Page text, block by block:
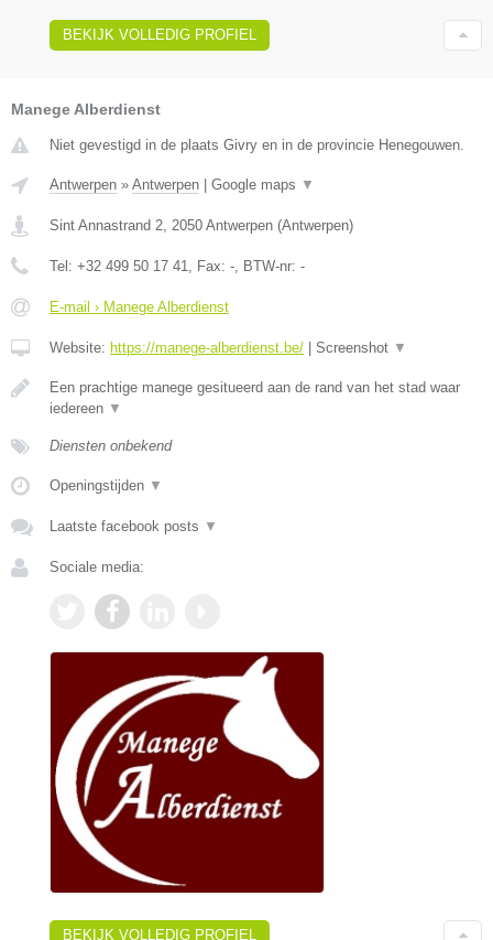
BEKIJK VOLLEDIG PROFIEL
Manege Alberdienst
Niet gevestigd in de plaats Givry en in de provincie Henegouwen.
Antwerpen » Antwerpen Google maps ▼
Sint Annastrand 2, 2050 Antwerpen (Antwerpen)
Tel: +32 499 50 17 41, Fax: -, BTW-nr: -
E-mail › Manege Alberdienst
Website: https://manege-alberdienst.be/ Screenshot ▼
Een prachtige manege gesitueerd aan de rand van het stad waar
iedereen ▼
Diensten onbekend
Openingstijden ▼
Laatste facebook posts ▼
Sociale media:
BEKIJK VOLLEDIG PROFIEL